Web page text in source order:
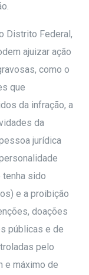
Distrito Federal,
ajuizar ação
como o
que
da infração, a
da
jurídica
sido
e a proibição
doações
públicas e de
pelo
e máximo de